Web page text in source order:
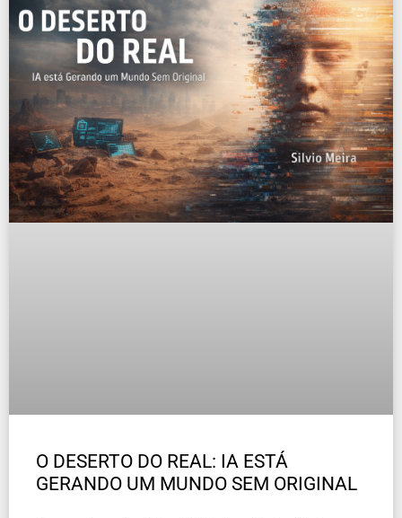
O DESERTO DO REAL: IA ESTÁ
GERANDO UM MUNDO SEM ORIGINAL